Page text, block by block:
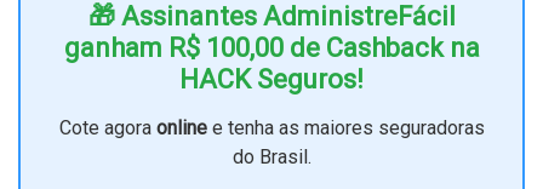
🎁 Assinantes AdministreFácil
ganham R$ 100,00 de Cashback na
HACK Seguros!
Cote agora onlinee tenha as maiores seguradoras
do Brasil.